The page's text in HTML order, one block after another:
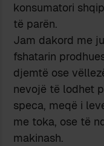
konsumatori
të parën.
Jam dakord me
fshatarin
djemtë ose
nevojë të lodhet
speca, meqë i
me toka, ose të
makinash.